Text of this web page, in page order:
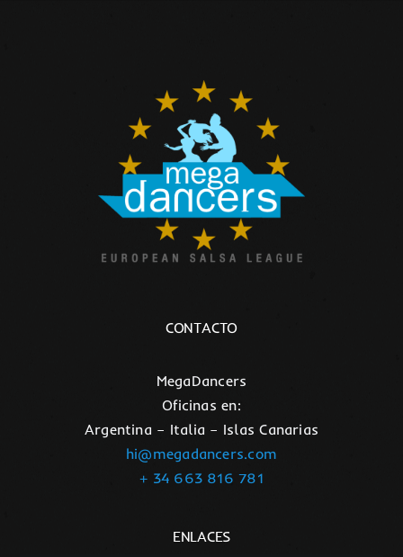
CONTACTO
MegaDancers
Oficinas en:
Argentina – Italia – Islas Canarias
hi@megadancers.com
+ 34 663 816 781
ENLACES